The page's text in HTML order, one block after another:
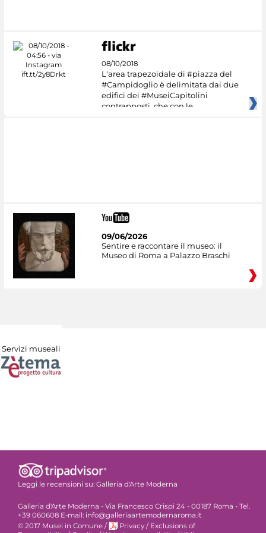
08/10/2018
L'area trapezoidale di #piazza del
#Campidoglio è delimitata dai due
edifici dei #MuseiCapitolini
contrapposti, che con le
09/06/2026
Sentire e raccontare il museo: il
Museo di Roma a Palazzo Braschi
Servizi museali
Leggi le recensioni su: Galleria d'Arte Moderna
Galleria d'Arte Moderna - Via Francesco Crispi 24 - 00187 Roma - Tel.
+39 060608 E-mail: info@galleriaartemodernaroma.it
© 2017 Musei in Comune / Privacy / Exclusions of